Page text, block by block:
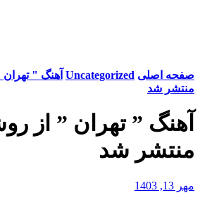
صفحه اصلی Uncategorized آهنگ "
منتشر شد
آهنگ ” تهران ” از
منتشر شد
مهر 13, 1403